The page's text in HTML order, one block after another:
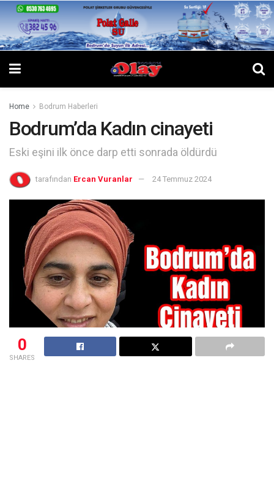
Home Bodrum Haberleri
Bodrum’da Kadın cinayeti
Eski eşini ilk önce darp etti sonrada öldürdü
tarafından Ercan Vuranlar 24 Temmuz 2024
0
SHARES